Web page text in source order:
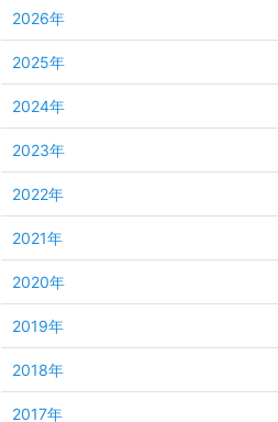
2026年
2025年
2024年
2023年
2022年
2021年
2020年
2019年
2018年
2017年